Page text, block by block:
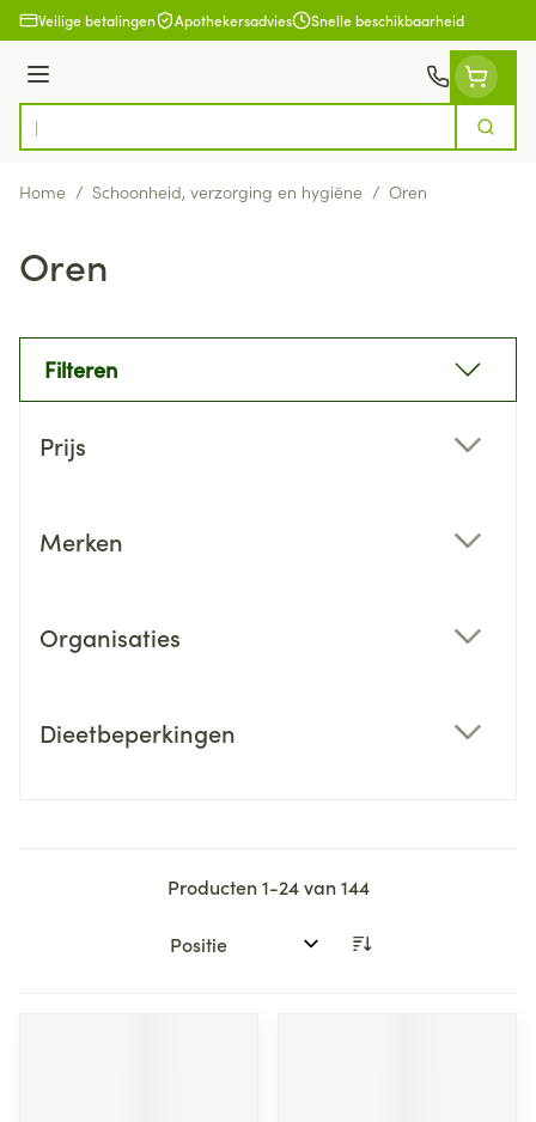
Ga naar de inhoud
Veilige betalingen Apothekersadvies Snelle beschikbaarheid
Menu
Product, merk, categorie...
Zoek
Home / Schoonheid, verzorging en hygiëne / Oren
Oren
Filteren
Prijs
Merken
Organisaties
Dieetbeperkingen
Producten1-24van144
Sorteer op: